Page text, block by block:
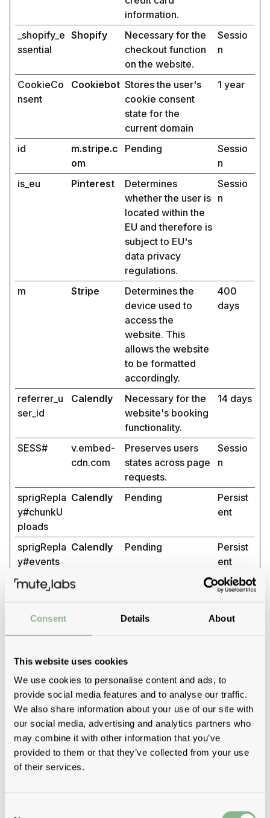
Consent Details About
This website uses cookies
We use cookies to personalise content and ads, to
provide social media features and to analyse our traffic.
We also share information about your use of our site with
our social media, advertising and analytics partners who
may combine it with other information that you’ve
provided to them or that they’ve collected from your use
of their services.
information.
_shopify_e
ssential
Shopify
Necessary for the
checkout function
on the website.
Sessio
n
CookieCo
nsent
Cookiebot Stores the user's
cookie consent
state for the
current domain
1 year
id
m.stripe.c
om
Pending
Sessio
n
is_eu
Pinterest
Determines
whether the user is
located within the
EU and therefore is
subject to EU's
data privacy
regulations.
Sessio
n
m Stripe
Determines the
device used to
access the
website. This
allows the website
to be formatted
accordingly.
400
days
referrer_u
ser_id
Calendly
Necessary for the
website's booking
functionality.
14 days
SESS#
v.embed-
cdn.com
Preserves users
states across page
requests.
Sessio
n
sprigRepla
y#chunkU
ploads
Calendly Pending
Persist
ent
sprigRepla
y#events
Calendly Pending
Persist
ent
sprigRepla Calendly
Persist
ent
wf-csrf
www.mute
by preventing
cross-site request
forgery. This
cookie is essential
for the security of
the website and
visitor.
wf-csrf.sig www.mute
by preventing